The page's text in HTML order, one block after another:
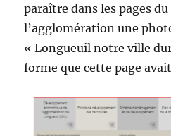
paraître dans les pages
l’agglomération une
« Longueuil notre ville
forme que cette page